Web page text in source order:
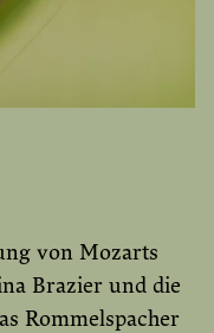
von Mozarts
Brazier und die
Rommelspacher